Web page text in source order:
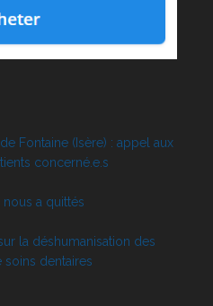
Fontaine (Isère) : appel aux
concerné.e.s
nous a quittés
la déshumanisation des
soins dentaires